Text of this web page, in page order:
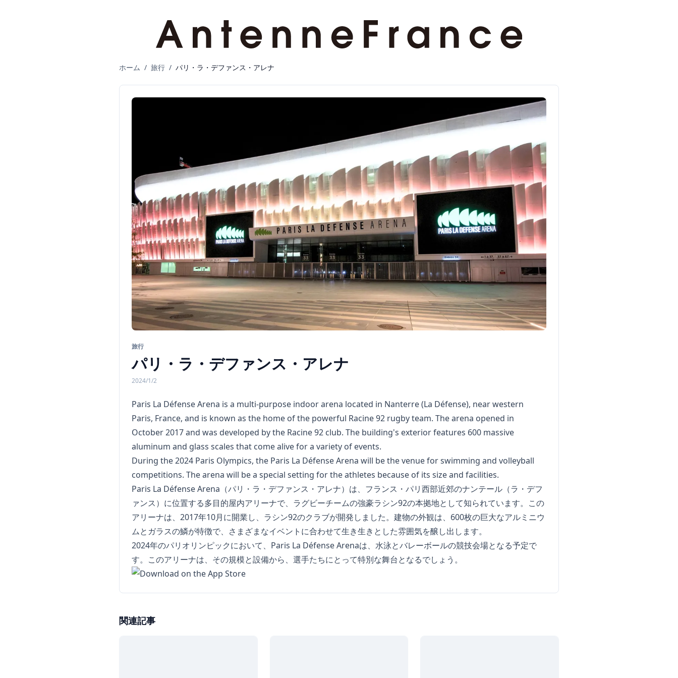
ホーム / 旅行 / パリ・ラ・デファンス・アレナ
旅行
パリ・ラ・デファンス・アレナ
2024/1/2
Paris La Défense Arena is a multi-purpose indoor arena located in Nanterre (La Défense), near western
Paris, France, and is known as the home of the powerful Racine 92 rugby team. The arena opened in
October 2017 and was developed by the Racine 92 club. The building's exterior features 600 massive
aluminum and glass scales that come alive for a variety of events.
During the 2024 Paris Olympics, the Paris La Défense Arena will be the venue for swimming and volleyball
competitions. The arena will be a special setting for the athletes because of its size and facilities.
Paris La Défense Arena（パリ・ラ・デファンス・アレナ）は、フランス・パリ西部近郊のナンテール（ラ・デフ
ァンス）に位置する多目的屋内アリーナで、ラグビーチームの強豪ラシン92の本拠地として知られています。この
アリーナは、2017年10月に開業し、ラシン92のクラブが開発しました。建物の外観は、600枚の巨大なアルミニウ
ムとガラスの鱗が特徴で、さまざまなイベントに合わせて生き生きとした雰囲気を醸し出します。
2024年のパリオリンピックにおいて、Paris La Défense Arenaは、水泳とバレーボールの競技会場となる予定で
す。このアリーナは、その規模と設備から、選手たちにとって特別な舞台となるでしょう。
関連記事